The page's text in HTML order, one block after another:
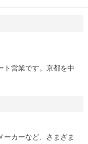
ト営業です。京都を中
ーカーなど、さまざま